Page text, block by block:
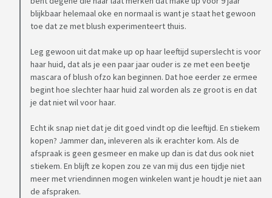
blijkbaar helemaal oke en normaal is want je staat het gewoon
toe dat ze met blush experimenteert thuis.
Leg gewoon uit dat make up op haar leeftijd superslecht is voor
haar huid, dat als je een paar jaar ouder is ze met een beetje
mascara of blush ofzo kan beginnen. Dat hoe eerder ze ermee
begint hoe slechter haar huid zal worden als ze groot is en dat
je dat niet wil voor haar.
Echt ik snap niet dat je dit goed vindt op die leeftijd. En stiekem
kopen? Jammer dan, inleveren als ik erachter kom. Als de
afspraak is geen gesmeer en make up dan is dat dus ook niet
stiekem. En blijft ze kopen zou ze van mij dus een tijdje niet
meer met vriendinnen mogen winkelen want je houdt je niet aan
de afspraken.